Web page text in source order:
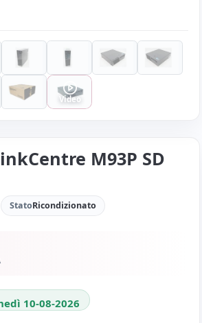
Video
M93P SD
StatoRicondizionato
10-08-2026